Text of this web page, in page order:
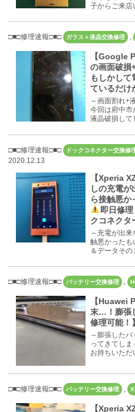
子からご来店
□■□修理速報□■□ ガラス＋液晶交換修理 ,
【Google
の画面破損
もしかして
ているだけ
～画面割れ+
今回は府中市
液晶破損して
□■□修理速報□■□ ドックコネクター交換修
2020.12.13
【Xperia
しの充電
ら接触悪か
即日修
クコネクタ
～充電が出
触悪かったも
＆データその
□■□修理速報□■□ バッテリー交換修理
【Huawei
末…！膨張
修理可能！】
～膨張した
ってきてしま
お持ちいただ
□■□修理速報□■□ バッテリー交換修理 ,
【Xperia